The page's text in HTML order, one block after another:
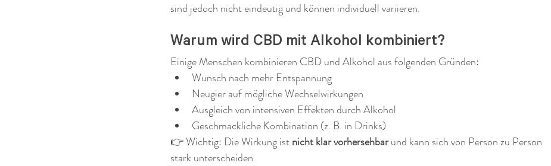
sind jedoch nicht eindeutig und können individuell variieren.
Warum wird CBD mit Alkohol kombiniert?
Einige Menschen kombinieren CBD und Alkohol aus folgenden Gründen:
Wunsch nach mehr Entspannung
Neugier auf mögliche Wechselwirkungen
Ausgleich von intensiven Effekten durch Alkohol
Geschmackliche Kombination (z. B. in Drinks)
👉 Wichtig: Die Wirkung ist nicht klar vorhersehbar und kann sich von Person zu Person
stark unterscheiden.